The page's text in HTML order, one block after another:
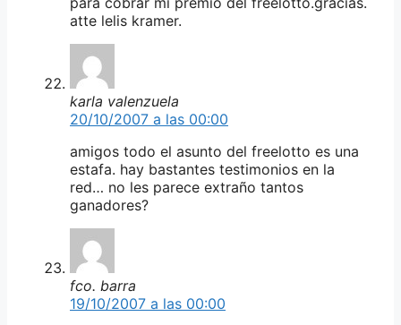
atte lelis kramer.
karla valenzuela
20/10/2007 a las 00:00
amigos todo el asunto del freelotto es una
estafa. hay bastantes testimonios en la
red… no les parece extraño tantos
ganadores?
fco. barra
19/10/2007 a las 00:00